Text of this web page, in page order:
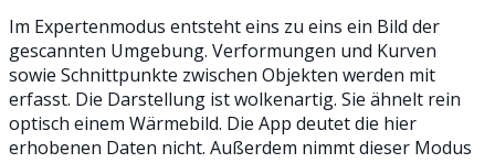
Im Expertenmodus entsteht eins zu eins ein Bild der
gescannten Umgebung. Verformungen und Kurven
sowie Schnittpunkte zwischen Objekten werden mit
erfasst. Die Darstellung ist wolkenartig. Sie ähnelt rein
optisch einem Wärmebild. Die App deutet die hier
erhobenen Daten nicht. Außerdem nimmt dieser Modus